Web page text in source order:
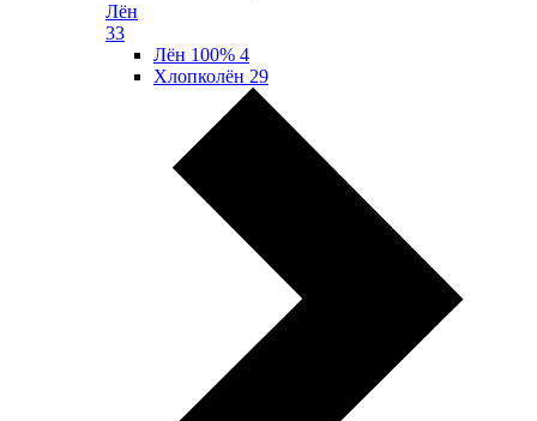
Лён
33
Лён 100% 4
Хлопколён 29